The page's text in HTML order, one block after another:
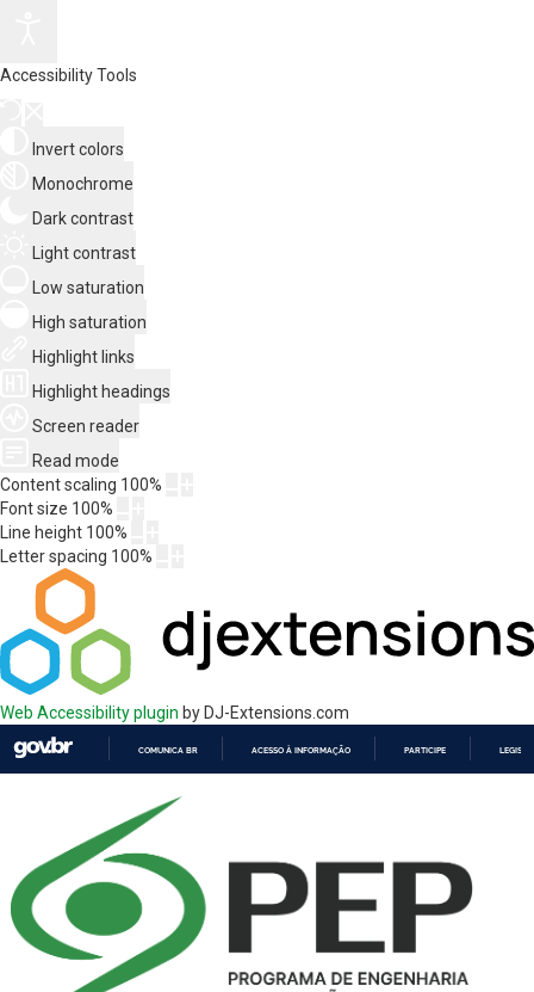
Accessibility Tools
Invert colors
Monochrome
Dark contrast
Light contrast
Low saturation
High saturation
Highlight links
Highlight headings
Screen reader
Read mode
Content scaling 100%
Font size 100%
Line height 100%
Letter spacing 100%
Web Accessibility plugin by DJ-Extensions.com
COMUNICA BR ACESSO À INFORMAÇÃO PARTICIPE